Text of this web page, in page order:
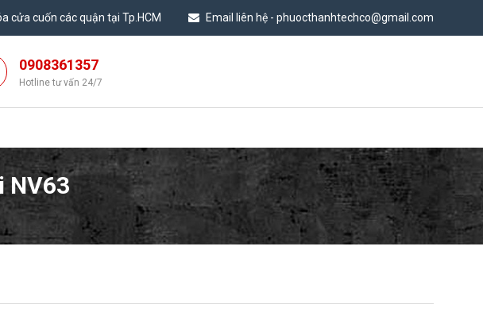
cửa cuốn các quận tại Tp.HCM Email liên hệ - phuocthanhtechco@gmail.com
0908361357
Hotline tư vấn 24/7
NV63